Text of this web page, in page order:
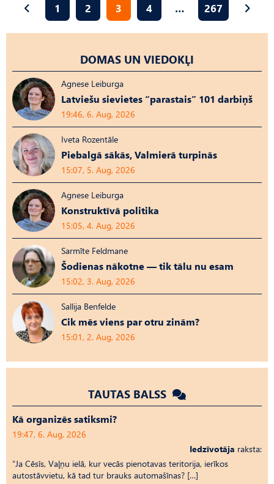
1 2 3 4 … 267
DOMAS UN VIEDOKĻI
Agnese Leiburga
Latviešu sievietes “parastais” 101 darbiņš
19:46, 6. Aug, 2026
Iveta Rozentāle
Piebalgā sākās, Valmierā turpinās
15:07, 5. Aug, 2026
Agnese Leiburga
Konstruktīvā politika
15:05, 4. Aug, 2026
Sarmīte Feldmane
Šodienas nākotne — tik tālu nu esam
15:02, 3. Aug, 2026
Sallija Benfelde
Cik mēs viens par otru zinām?
15:01, 2. Aug, 2026
TAUTAS BALSS
Kā organizēs satiksmi?
19:47, 6. Aug, 2026
Iedzīvotāja raksta:
“Ja Cēsīs, Vaļņu ielā, kur vecās pienotavas teritorija, ierīkos
autostāvvietu, kā tad tur brauks automašīnas? […]